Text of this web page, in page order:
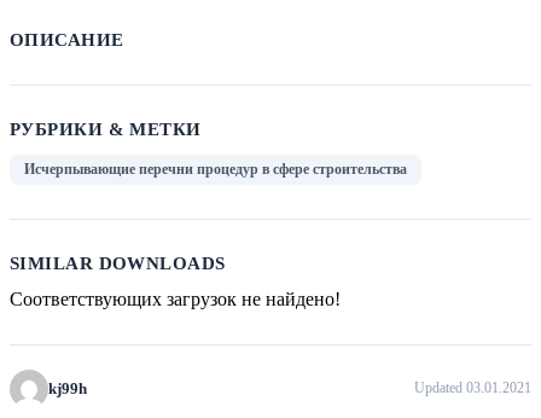
ОПИСАНИЕ
РУБРИКИ & МЕТКИ
Исчерпывающие перечни процедур в сфере строительства
SIMILAR DOWNLOADS
Соответствующих загрузок не найдено!
kj99h Updated 03.01.2021